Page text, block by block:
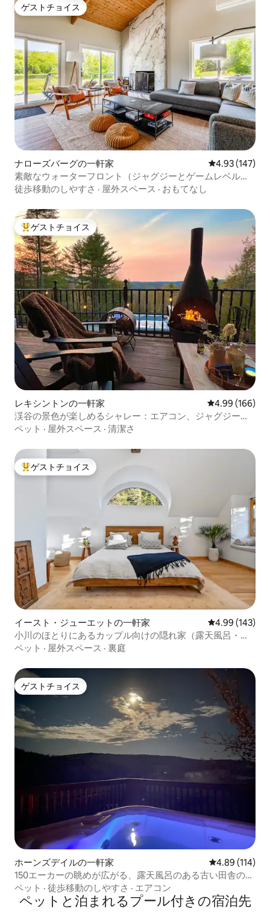
ゲストチョイス
ゲストチョイス
ナローズバーグの一軒家 レビュー147
4.93 (147)
素敵なウォーターフロント（ジャグジーとゲームレベル付
き）
徒歩移動のしやすさ · 屋外スペース · おもてなし
大好評のゲストチョイスです。
ゲストチョイス
レキシントンの一軒家 レビュー166
4.99 (166)
渓谷の景色が楽しめるシャレー：エアコン、ジャグジー、
焚き火台、ゲーム
ペット · 屋外スペース · 清潔さ
大好評のゲストチョイスです。
ゲストチョイス
イースト・ジューエットの一軒家 レビュー143
4.99 (143)
小川のほとりにあるカップル向けの隠れ家（露天風呂・サ
ウナなど）
ペット · 屋外スペース · 裏庭
ゲストチョイス
ゲストチョイス
ホーンズデイルの一軒家 レビュー114
4.89 (114)
150エーカーの眺めが広がる、露天風呂のある古い田舎の農
家
ペット · 徒歩移動のしやすさ · エアコン
ペットと泊まれるプール付きの宿泊先